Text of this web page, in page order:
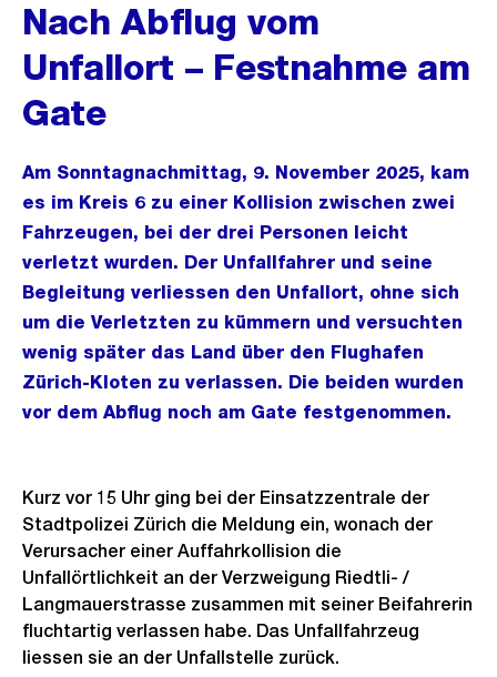
Nach Abflug vom
Unfallort – Festnahme am
Gate
Am Sonntagnachmittag, 9. November 2025, kam
es im Kreis 6 zu einer Kollision zwischen zwei
Fahrzeugen, bei der drei Personen leicht
verletzt wurden. Der Unfallfahrer und seine
Begleitung verliessen den Unfallort, ohne sich
um die Verletzten zu kümmern und versuchten
wenig später das Land über den Flughafen
Zürich-Kloten zu verlassen. Die beiden wurden
vor dem Abflug noch am Gate festgenommen.
Kurz vor 15 Uhr ging bei der Einsatzzentrale der
Stadtpolizei Zürich die Meldung ein, wonach der
Verursacher einer Auffahrkollision die
Unfallörtlichkeit an der Verzweigung Riedtli- /
Langmauerstrasse zusammen mit seiner Beifahrerin
fluchtartig verlassen habe. Das Unfallfahrzeug
liessen sie an der Unfallstelle zurück.